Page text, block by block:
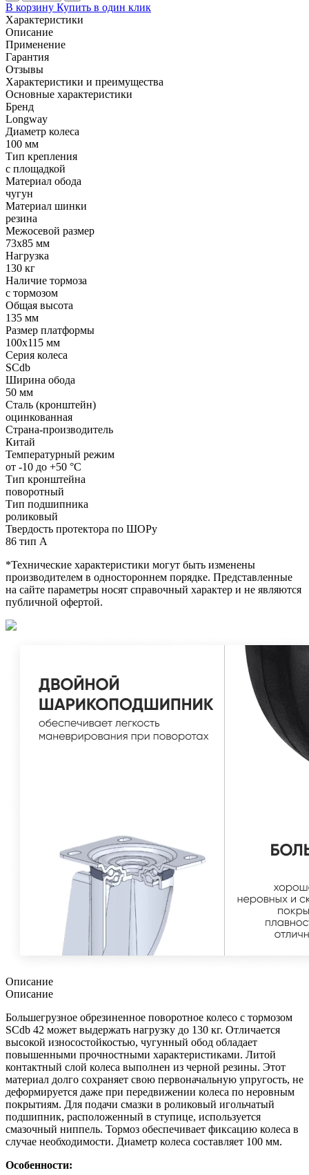
В корзину Купить в один клик
Характеристики
Описание
Применение
Гарантия
Отзывы
Характеристики и преимущества
Основные характеристики
Бренд
Longway
Диаметр колеса
100 мм
Тип крепления
с площадкой
Материал обода
чугун
Материал шинки
резина
Межосевой размер
73x85 мм
Нагрузка
130 кг
Наличие тормоза
с тормозом
Общая высота
135 мм
Размер платформы
100x115 мм
Серия колеса
SCdb
Ширина обода
50 мм
Сталь (кронштейн)
оцинкованная
Страна-производитель
Китай
Температурный режим
от -10 до +50 °С
Тип кронштейна
поворотный
Тип подшипника
роликовый
Твердость протектора по ШОРу
86 тип А
*Технические характеристики могут быть изменены
производителем в одностороннем порядке. Представленные
на сайте параметры носят справочный характер и не являются
публичной офертой.
Описание
Описание
Большегрузное обрезиненное поворотное колесо с тормозом
SCdb 42 может выдержать нагрузку до 130 кг. Отличается
высокой износостойкостью, чугунный обод обладает
повышенными прочностными характеристиками. Литой
контактный слой колеса выполнен из черной резины. Этот
материал долго сохраняет свою первоначальную упругость, не
деформируется даже при передвижении колеса по неровным
покрытиям. Для подачи смазки в роликовый игольчатый
подшипник, расположенный в ступице, используется
смазочный ниппель. Тормоз обеспечивает фиксацию колеса в
случае необходимости. Диаметр колеса составляет 100 мм.
Особенности: